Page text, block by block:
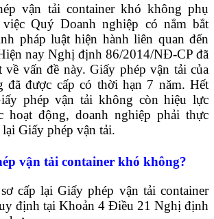
vận tải container khó không phụ
Quý Doanh nghiệp có nắm bắt
pháp luật hiện hành liên quan đến
nay Nghị định 86/2014/NĐ-CP đã
vấn đề này. Giấy phép vận tải của
đã được cấp có thời hạn 7 năm. Hết
phép vận tải không còn hiệu lực
hoạt động, doanh nghiệp phải thực
Giấy phép vận tải.
vận tải container khó không?
cấp lại Giấy phép vận tải container
định tại Khoản 4 Điều 21 Nghị định